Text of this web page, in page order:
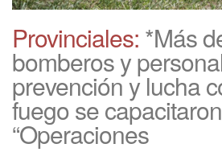
Provinciales: *Más
bomberos y
prevención y lucha
fuego se
“Operaciones